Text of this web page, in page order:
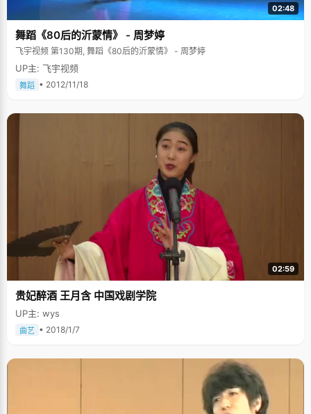
02:48
舞蹈《80后的沂蒙情》 - 周梦婷
飞宇视频 第130期, 舞蹈《80后的沂蒙情》 - 周梦婷
UP主: 飞宇视频
舞蹈 • 2012/11/18
02:59
贵妃醉酒 王月含 中国戏剧学院
UP主: wys
曲艺 • 2018/1/7